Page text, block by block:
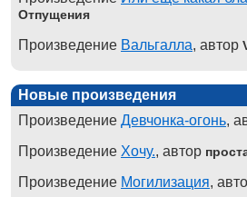
Отпущения
Произведение Вальгалла, автор
Новые произведения
Произведение Девчонка-огонь,
Произведение Хочу., автор
Произведение Могилизация,